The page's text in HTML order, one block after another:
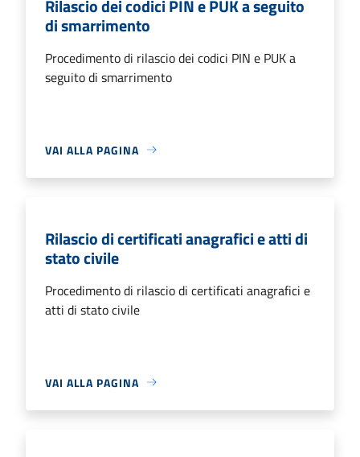
Rilascio dei codici PIN e PUK a seguito
di smarrimento
Procedimento di rilascio dei codici PIN e PUK a
seguito di smarrimento
VAI ALLA PAGINA
Rilascio di certificati anagrafici e atti di
stato civile
Procedimento di rilascio di certificati anagrafici e
atti di stato civile
VAI ALLA PAGINA